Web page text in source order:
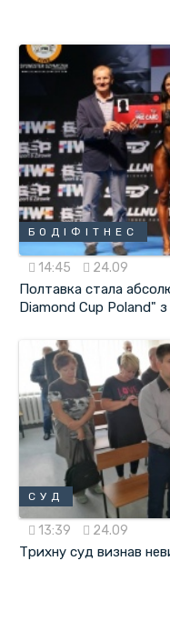
БОДІФІТНЕС
14:45 24.09
Полтавка стала
Diamond Cup Poland" з
СУД
13:39 24.09
Трихну суд визнав